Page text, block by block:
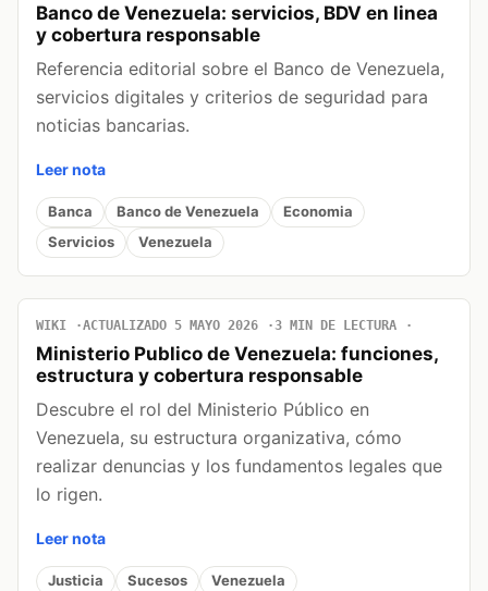
Banco de Venezuela: servicios, BDV en linea
y cobertura responsable
Referencia editorial sobre el Banco de Venezuela,
servicios digitales y criterios de seguridad para
noticias bancarias.
Leer nota
Banca Banco de Venezuela
Economia
Servicios
Venezuela
WIKI ACTUALIZADO 5 MAYO 2026 3 MIN DE LECTURA
Ministerio Publico de Venezuela: funciones,
estructura y cobertura responsable
Descubre el rol del Ministerio Público en
Venezuela, su estructura organizativa, cómo
realizar denuncias y los fundamentos legales que
lo rigen.
Leer nota
Justicia Sucesos Venezuela